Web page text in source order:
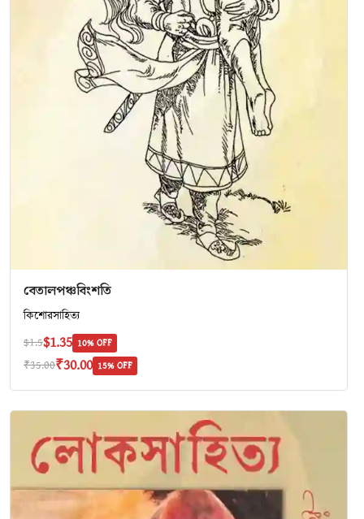
বেতালপঞ্চবিংশতি
কিশোরসাহিত্য
$1.5$1.35 10% OFF
₹35.00₹30.00 15% OFF